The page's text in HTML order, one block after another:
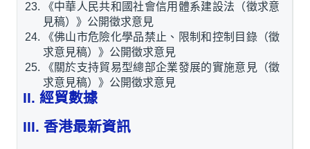
《中華人民共和國社會信用體系建設法（徵求意
見稿）》公開徵求意見
《佛山市危險化學品禁止、限制和控制目錄（徵
求意見稿）》公開徵求意見
《關於支持貿易型總部企業發展的實施意見（徵
求意見稿）》公開徵求意見
II. 經貿數據
III. 香港最新資訊